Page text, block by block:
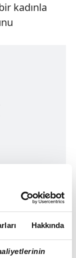
Hakkında
kadınla